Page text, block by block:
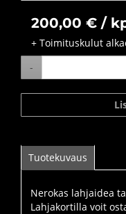
200,00 € /
+ Toimituskulut
-
Tuotekuvaus
Nerokas lahjaidea
Lahjakortilla voit